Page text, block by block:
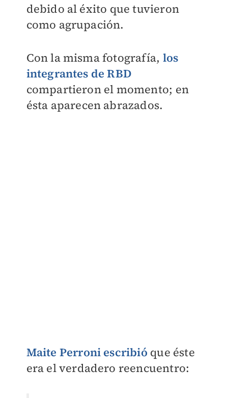
debido al éxito que tuvieron
como agrupación.
Con la misma fotografía, los
integrantes de RBD
compartieron el momento; en
ésta aparecen abrazados.
Maite Perroni escribió que éste
era el verdadero reencuentro: